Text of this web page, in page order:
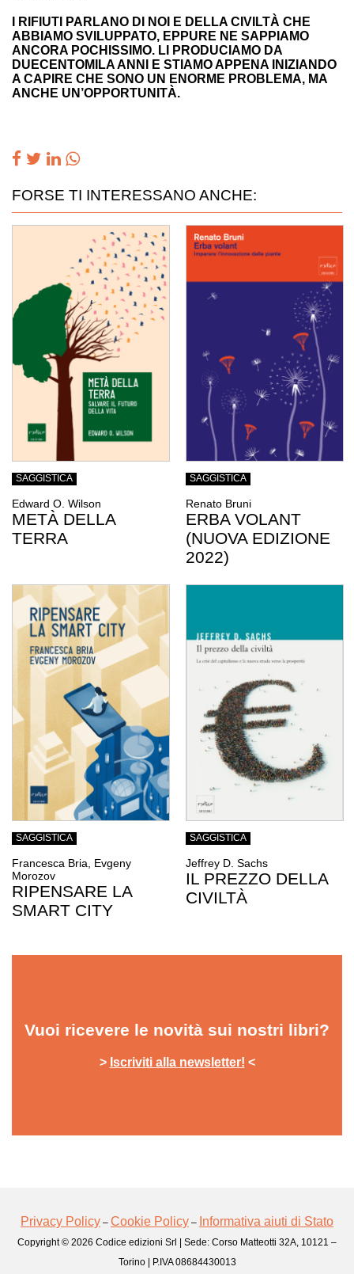
I RIFIUTI PARLANO DI NOI E DELLA CIVILTÀ CHE
ABBIAMO SVILUPPATO, EPPURE NE SAPPIAMO
ANCORA POCHISSIMO. LI PRODUCIAMO DA
DUECENTOMILA ANNI E STIAMO APPENA INIZIANDO
A CAPIRE CHE SONO UN ENORME PROBLEMA, MA
ANCHE UN’OPPORTUNITÀ.
FORSE TI INTERESSANO ANCHE:
SAGGISTICA
Edward O. Wilson
METÀ DELLA
TERRA
SAGGISTICA
Renato Bruni
ERBA VOLANT
(NUOVA EDIZIONE
2022)
SAGGISTICA
Francesca Bria, Evgeny
Morozov
RIPENSARE LA
SMART CITY
SAGGISTICA
Jeffrey D. Sachs
IL PREZZO DELLA
CIVILTÀ
Vuoi ricevere le novità sui nostri libri?
> Iscriviti alla newsletter! <
Privacy Policy – Cookie Policy – Informativa aiuti di Stato
Copyright © 2026 Codice edizioni Srl | Sede: Corso Matteotti 32A, 10121 –
Torino | P.IVA 08684430013